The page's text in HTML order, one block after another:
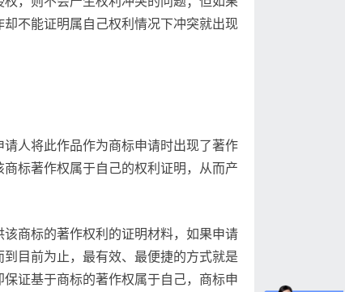
不能证明属自己权利情况下冲突就出现
人将此作品作为商标申请时出现了著作
标著作权属于自己的权利证明，从而产
商标的著作权利的证明材料，如果申请
目前为止，最有效、最便捷的方式就是
证基于商标的著作权属于自己，商标申